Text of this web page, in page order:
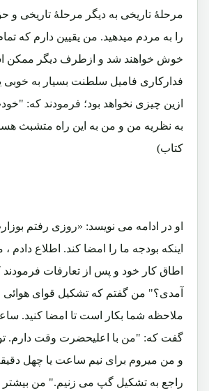
مرحلۀ تاریخی به دیگر مرحلۀ تاریخی
را به مردم میدهید. من یقیین دارم که
خوش خواهند شد و ازطرف دیگر ممکن
فدارکاری فامیل سلطنت بسیار به خوبی
ازین چیزی نخواهد بود؛ فرمودند که:
کتاب)
او در ادامه می نویسد: «روزی رفتم
اینکه بودجه ما را امضا کند. اطلاع دادم ،
اطاق کار خود و پس از تعارفات
آمدی؟" من گفتم که تشکیل قوای
ملاحظه شما بکار است تا امضا کنید.
گفت که: "من با اعلیحضرت وقت دارم.
و من میروم برای نیم ساعت یا چهل